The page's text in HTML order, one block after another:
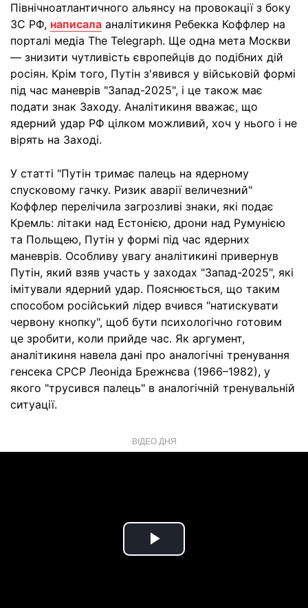
Північноатлантичного альянсу на провокації з боку
ЗС РФ, написала аналітикиня Ребекка Коффлер на
порталі медіа The Telegraph. Ще одна мета Москви
— знизити чутливість європейців до подібних дій
росіян. Крім того, Путін з'явився у військовій формі
під час маневрів "Запад-2025", і це також має
подати знак Заходу. Аналітикиня вважає, що
ядерний удар РФ цілком можливий, хоч у нього і не
вірять на Заході.
У статті "Путін тримає палець на ядерному
спусковому гачку. Ризик аварії величезний"
Коффлер перелічила загрозливі знаки, які подає
Кремль: літаки над Естонією, дрони над Румунією
та Польщею, Путін у формі під час ядерних
маневрів. Особливу увагу аналітикині привернув
Путін, який взяв участь у заходах "Запад-2025", які
імітували ядерний удар. Пояснюється, що таким
способом російський лідер вчився "натискувати
червону кнопку", щоб бути психологічно готовим
це зробити, коли прийде час. Як аргумент,
аналітикиня навела дані про аналогічні тренування
генсека СРСР Леоніда Брежнєва (1966–1982), у
якого "трусився палець" в аналогічній тренувальній
ситуації.
ВІДЕО ДНЯ
Play